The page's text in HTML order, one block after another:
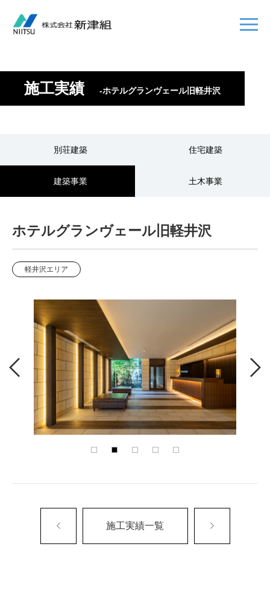
施工実績 -ホテルグランヴェール旧軽井沢
別荘建築 住宅建築
建築事業 土木事業
ホテルグランヴェール旧軽井沢
軽井沢エリア
施工実績一覧